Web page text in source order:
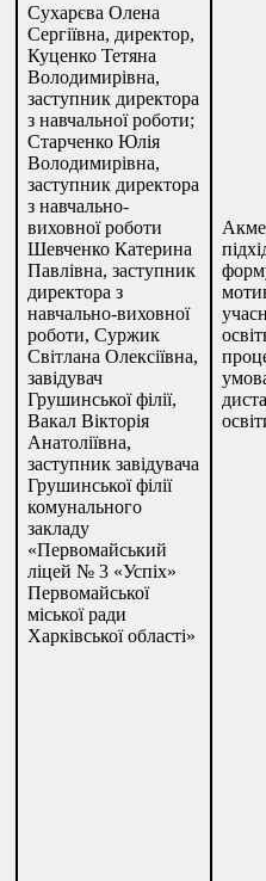
Сухарєва Олена
Сергіївна, директор,
Куценко Тетяна
Володимирівна,
заступник директора
з навчальної роботи;
Старченко Юлія
Володимирівна,
заступник директора
з навчально-
виховної роботи
Шевченко Катерина
Павлівна, заступник
директора з
навчально-виховної
роботи, Суржик
Світлана Олексіївна,
завідувач
Грушинської філії,
Вакал Вікторія
Анатоліївна,
заступник завідувача
Грушинської філії
комунального
закладу
«Первомайський
ліцей № 3 «Успіх»
Первомайської
міської ради
Харківської області»